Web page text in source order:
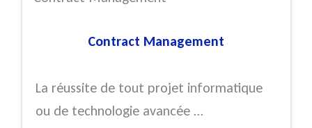
Contract Management
La réussite de tout projet informatique
ou de technologie avancée …